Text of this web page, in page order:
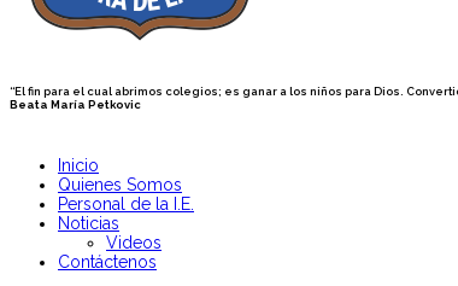
“El fin para el cual abrimos colegios; es ganar a los niños para Dios.
Beata María Petkovic
Inicio
Quienes Somos
Personal de la I.E.
Noticias
Videos
Contáctenos